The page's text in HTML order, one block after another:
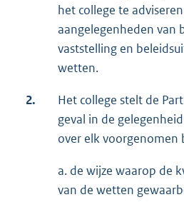
het college te
aangelegenheden van
vaststelling en
wetten.
2.
Het college stelt de
geval in de
over elk voorgenomen
a. de wijze waarop de
van de wetten